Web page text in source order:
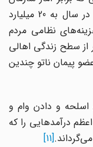
ملل متحد، فروش اسلحه در سراسر جهان در سال به 20 میلیارد
نظامی مردم
سطح زندگی اهالی
ناتو چندین
و دادن وام و
درآمدهایی را که
[11]